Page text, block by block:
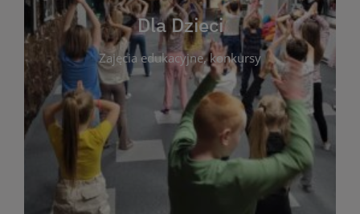
Dla Dzieci
Zajęcia edukacyjne, konkursy
Dla Dzieci
To miejsce stworzone z myślą o najmłodszych
czytelnikach i ich rodzicach. Znajdziesz tu
informacje o zajęciach edukacyjnych, konkursach
plastycznych i spotkaniach z autorami książek dla
dzieci. Biblioteka oferuje bogaty wybór bajek,
opowiadań i lektur szkolnych, a także przyjazny
kącik do wspólnego czytania. Pragniemy